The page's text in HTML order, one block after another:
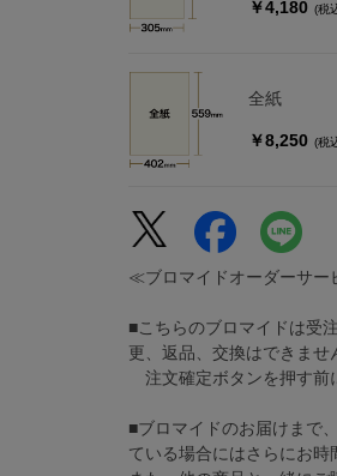
￥4,180 (税
全紙
￥8,250 (税
≪ブロマイドオーダーサ
■こちらのブロマイドは受
更、返品、交換はできませ
注文確定ボタンを押す前
■ブロマイドのお届けまで
ている場合にはさらにお時